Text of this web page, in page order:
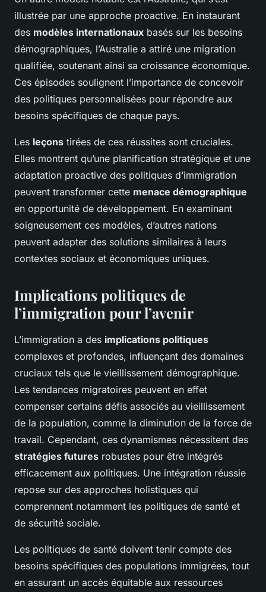
illustrée par une approche proactive. En instaurant
des modèles internationaux basés sur les besoins
démographiques, l’Australie a attiré une migration
qualifiée, soutenant ainsi sa croissance économique.
Ces épisodes soulignent l’importance de concevoir
des politiques personnalisées pour répondre aux
besoins spécifiques de chaque pays.
Les leçons tirées de ces réussites sont cruciales.
Elles montrent qu’une planification stratégique et une
adaptation proactive des politiques d’immigration
peuvent transformer cette menace démographique
en opportunité de développement. En examinant
soigneusement ces modèles, d’autres nations
peuvent adapter des solutions similaires à leurs
contextes sociaux et économiques uniques.
Implications politiques de
l’immigration pour l’avenir
L’immigration a des implications politiques
complexes et profondes, influençant des domaines
cruciaux tels que le vieillissement démographique.
Les tendances migratoires peuvent en effet
compenser certains défis associés au vieillissement
de la population, comme la diminution de la force de
travail. Cependant, ces dynamismes nécessitent des
stratégies futures robustes pour être intégrés
efficacement aux politiques. Une intégration réussie
repose sur des approches holistiques qui
comprennent notamment les politiques de santé et
de sécurité sociale.
Les politiques de santé doivent tenir compte des
besoins spécifiques des populations immigrées, tout
en assurant un accès équitable aux ressources